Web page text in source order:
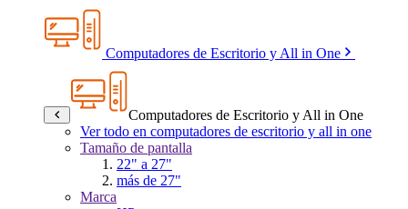
Computadores de Escritorio y All in One
Computadores de Escritorio y All in One
Ver todo en computadores de escritorio y all in one
Tamaño de pantalla
22" a 27"
más de 27"
Marca